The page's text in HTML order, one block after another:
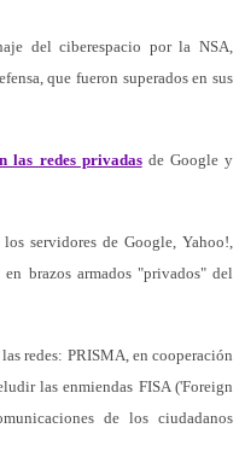
del ciberespacio por la NSA,
que fueron superados en sus
las redes privadasde Google y
servidores de Google, Yahoo!,
brazos armados "privados" del
redes: PRISMA, en cooperación
las enmiendas FISA ('Foreign
de los ciudadanos